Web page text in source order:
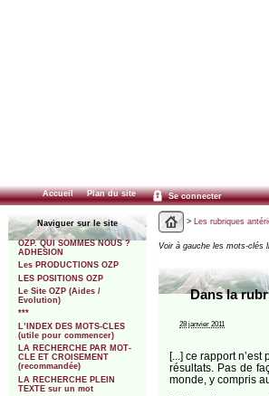
Accueil Plan du site Se connecter
Naviguer sur le site
OZP. QUI SOMMES NOUS ?
ADHESION
Les PRODUCTIONS OZP
LES POSITIONS OZP
Le Site OZP (Aides /
Evolution)
***
L’INDEX DES MOTS-CLES
(utile pour commencer)
LA RECHERCHE PAR MOT-
CLE ET CROISEMENT
(recommandée)
LA RECHERCHE PLEIN
TEXTE sur un mot
> Les rubriques
Voir à gauche les mots-clés
Dans la
28 janvier 2011
[...] ce rap­port
résul­tats. Pas de
monde, y com­pris